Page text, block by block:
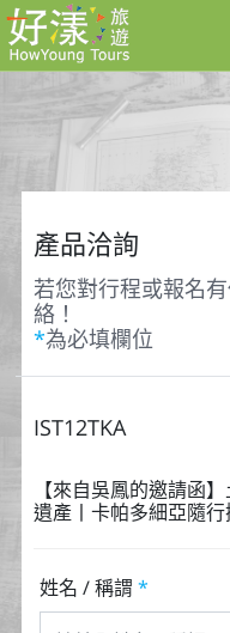
產品洽詢
若您對行程或報名
絡！
*為必填欄位
IST12TKA
【來自吳鳳的邀請函
遺產丨卡帕多細亞隨
姓名 / 稱謂 *